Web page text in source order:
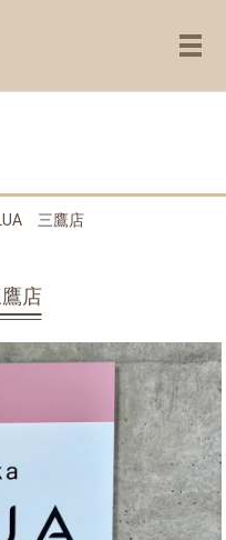
メ
三鷹店
店